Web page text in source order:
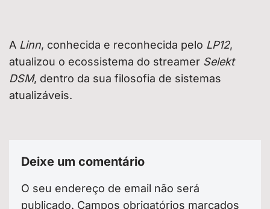
A Linn, conhecida e reconhecida pelo LP12,
atualizou o ecossistema do streamer Selekt
DSM, dentro da sua filosofia de sistemas
atualizáveis.
Deixe um comentário
O seu endereço de email não será
publicado. Campos obrigatórios marcados